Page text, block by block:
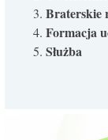
​Braterskie
Formacja
Służba